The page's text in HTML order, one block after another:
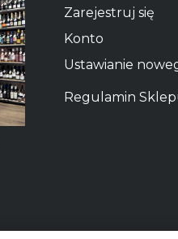
Zarejestruj się
Konto
Ustawianie
Regulamin